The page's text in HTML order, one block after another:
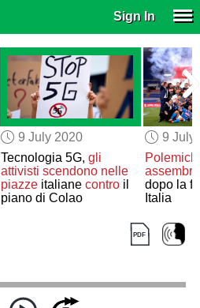
Sign In
9 July 2020
Tecnologia 5G, gli
attivisti scendono nelle
piazzeitaliane controil
piano di Colao
9 July
dopo la
Italia